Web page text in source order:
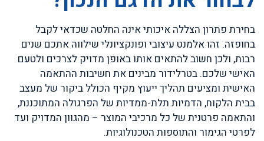
בחירת פתרון הצללה איכותי אינה החלטה שכדאי לקבל
בחופזה. זהו אלמנט עיצובי ופונקציונלי שילווה אתכם שנים
רבות, ולכן חשוב להתאים אותו באופן מדויק לצרכים ולטעם
האישי שלכם. בטרלידור מבינים את חשיבות ההתאמה
האישית ומציעים תהליך ייעוץ מקיף הכולל ביקור של מעצב
בבית הלקוח, הדמיות תלת-ממדיות של הפרגולה המתוכננת,
והתאמה פרטנית של כל מרכיבי המוצר – מהגוון המדויק ועד
לפרטי הגימור והתוספות הטכנולוגיות.